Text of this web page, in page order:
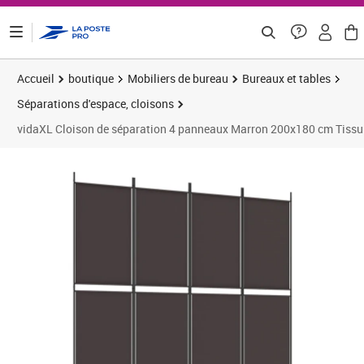
Accueil boutique Mobiliers de bureau
Bureaux et tables
Séparations d'espace, cloisons
vidaXL Cloison de séparation 4 panneaux Marron 200x180 cm Tissu